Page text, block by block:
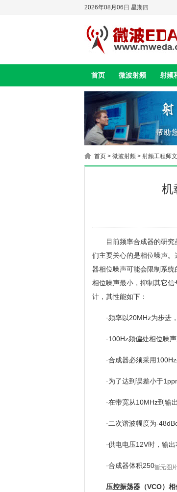
2026年08月06日 星期四
首页 微波射频 射频
首页 > 微波射频 > 射频工程师
机
目前频率合成器的研
们主要关心的是相位噪声
器相位噪声可能会限制系
相位噪声最小，抑制其它
计，其性能如下：
·频率以20MHz为步进
·100Hz频偏处相位噪
·合成器必须采用
·为了达到误差小于
·在带宽从10MHz到输
·二次谐波幅度为-
·供电电压12V时，输
·合成器体积250
压控振荡器（VCO）